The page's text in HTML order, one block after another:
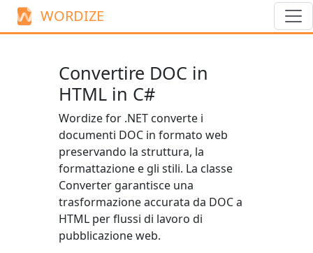
WORDIZE
Convertire DOC in
HTML in C#
Wordize for .NET converte i
documenti DOC in formato web
preservando la struttura, la
formattazione e gli stili. La classe
Converter garantisce una
trasformazione accurata da DOC a
HTML per flussi di lavoro di
pubblicazione web.